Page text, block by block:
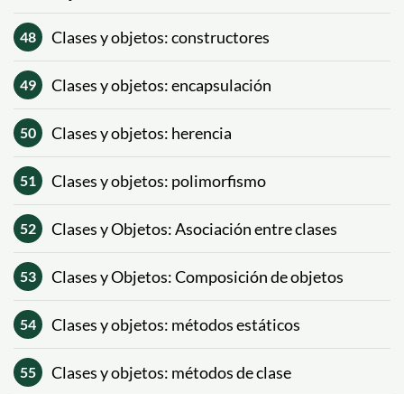
48 Clases y objetos: constructores
49 Clases y objetos: encapsulación
50 Clases y objetos: herencia
51 Clases y objetos: polimorfismo
52 Clases y Objetos: Asociación entre clases
53 Clases y Objetos: Composición de objetos
54 Clases y objetos: métodos estáticos
55 Clases y objetos: métodos de clase